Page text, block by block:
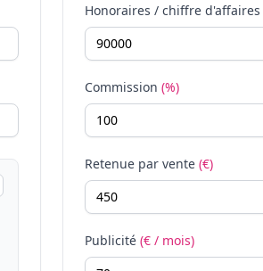
Honoraires / chiffre d'affaires
Commission (%)
Retenue par vente (€)
Publicité (€ / mois)